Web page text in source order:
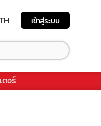
TH เข้าสู่ระบบ
ตอร์